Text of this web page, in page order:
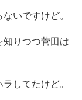
いですけど。
知りつつ菅田は
してたけど。